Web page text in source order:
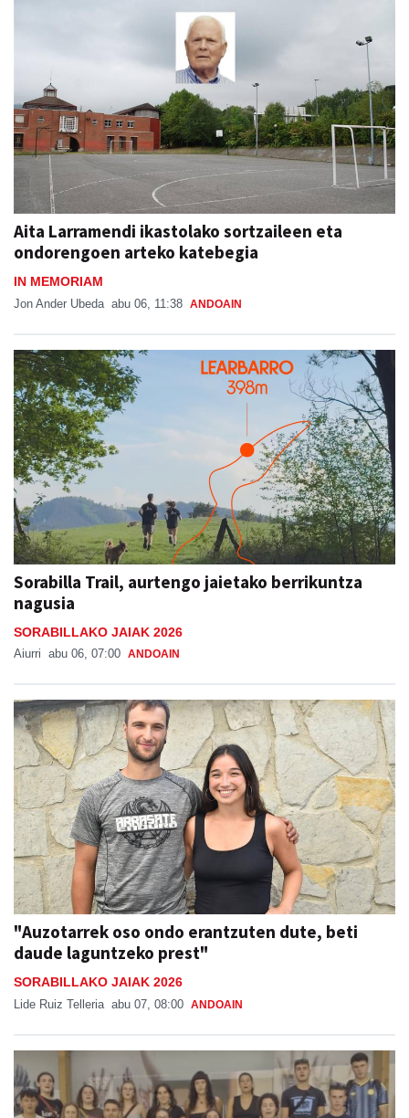
Aita Larramendi ikastolako sortzaileen eta
ondorengoen arteko katebegia
IN MEMORIAM
Jon Ander Ubeda abu 06, 11:38 ANDOAIN
Sorabilla Trail, aurtengo jaietako berrikuntza
nagusia
SORABILLAKO JAIAK 2026
Aiurri abu 06, 07:00 ANDOAIN
"Auzotarrek oso ondo erantzuten dute, beti
daude laguntzeko prest"
SORABILLAKO JAIAK 2026
Lide Ruiz Telleria abu 07, 08:00 ANDOAIN